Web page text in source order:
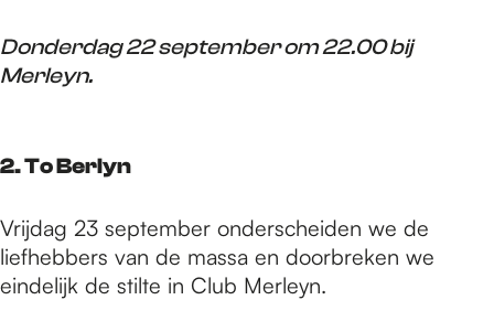
Donderdag 22 september om 22.00 bij
Merleyn.
2. To Berlyn
Vrijdag 23 september onderscheiden we de
liefhebbers van de massa en doorbreken we
eindelijk de stilte in Club Merleyn.